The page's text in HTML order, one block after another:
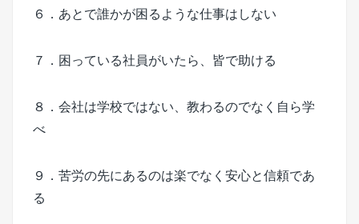
６．あとで誰かが困るような仕事はしない
７．困っている社員がいたら、皆で助ける
８．会社は学校ではない、教わるのでなく自ら学
べ
９．苦労の先にあるのは楽でなく安心と信頼であ
る